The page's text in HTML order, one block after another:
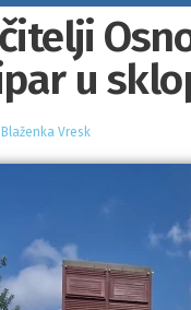
u
Blaženka Vresk